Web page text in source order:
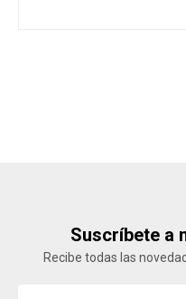
Suscríbete a
Recibe todas las